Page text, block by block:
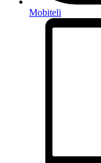
Mobiteli